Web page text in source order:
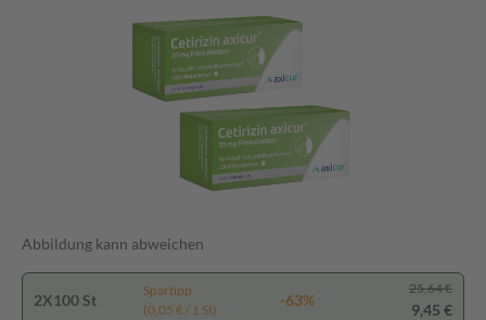
Abbildung kann abweichen
2X100 St
Spartipp
(0,05 € / 1 St)
-63%
25,64 €
9,45 €